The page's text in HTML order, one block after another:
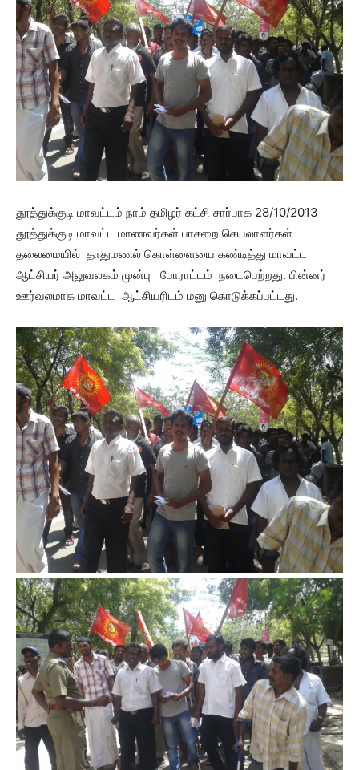
தூத்துக்குடி மாவட்டம் நாம் தமிழர் கட்சி சார்பாக 28/10/2013
தூத்துக்குடி மாவட்ட மாணவர்கள் பாசறை செயலாளர்கள்
தலைமையில் தாதுமணல் கொள்ளையை கண்டித்து மாவட்ட
ஆட்சியர் அலுவலகம் முன்பு போராட்டம் நடைபெற்றது. பின்னர்
ஊர்வலமாக மாவட்ட ஆட்சியரிடம் மனு கொடுக்கப்பட்டது.